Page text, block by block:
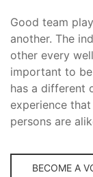
Good team
another. The
other every
important to
has a different
experience
persons are
BECOME A